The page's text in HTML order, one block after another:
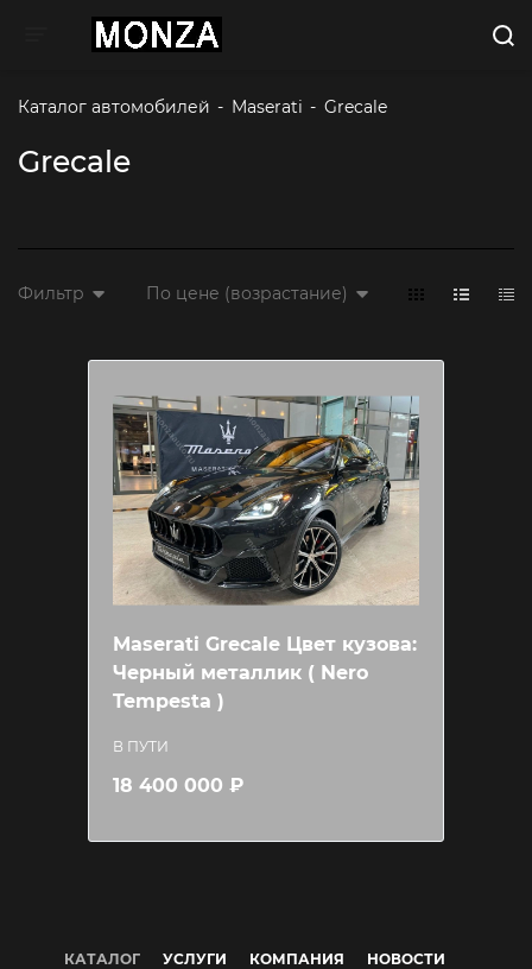
Toggle navigation
Каталог автомобилей - Maserati - Grecale
Grecale
Фильтр По цене (возрастание)
Maserati Grecale Цвет кузова:
Черный металлик ( Nero
Tempesta )
В ПУТИ
18 400 000 ₽
КАТАЛОГ УСЛУГИ КОМПАНИЯ НОВОСТИ